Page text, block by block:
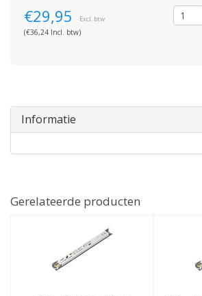
€29,95 Excl. btw
(€36,24 Incl. btw)
Informatie
Gerelateerde producten